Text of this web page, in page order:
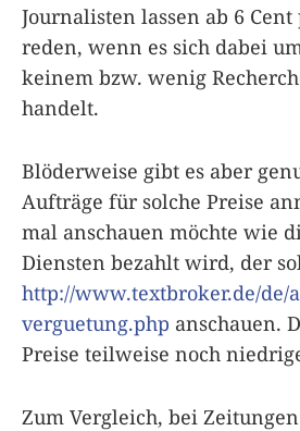
Journalisten lassen ab 6
reden, wenn es sich dabei
keinem bzw. wenig
handelt.
Blöderweise gibt es aber
Aufträge für solche Preise
mal anschauen möchte wie
Diensten bezahlt wird, der
http://www.textbroker.de/de/
verguetung.php anschauen.
Preise teilweise noch
Zum Vergleich, bei